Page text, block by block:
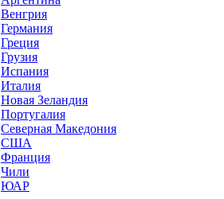
Венгрия
Германия
Греция
Грузия
Испания
Италия
Новая Зеландия
Португалия
Северная Македония
США
Франция
Чили
ЮАР